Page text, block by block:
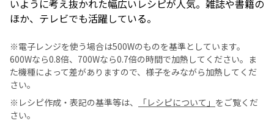
いように考え抜かれた幅広いレシピが人気。雑誌や書籍の
ほか、テレビでも活躍している。
※電子レンジを使う場合は500Wのものを基準としています。
600Wなら0.8倍、700Wなら0.7倍の時間で加熱してください。ま
た機種によって差がありますので、様子をみながら加熱してくだ
さい。
※レシピ作成・表記の基準等は、
「レシピについて」 をご覧くだ
さい。